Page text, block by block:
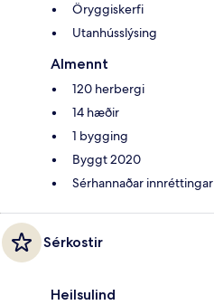
Öryggiskerfi
Utanhússlýsing
Almennt
120 herbergi
14 hæðir
1 bygging
Byggt 2020
Sérhannaðar innréttingar
Sérkostir
Heilsulind